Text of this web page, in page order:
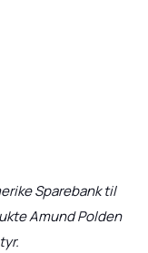
Sparebank til
Amund Polden